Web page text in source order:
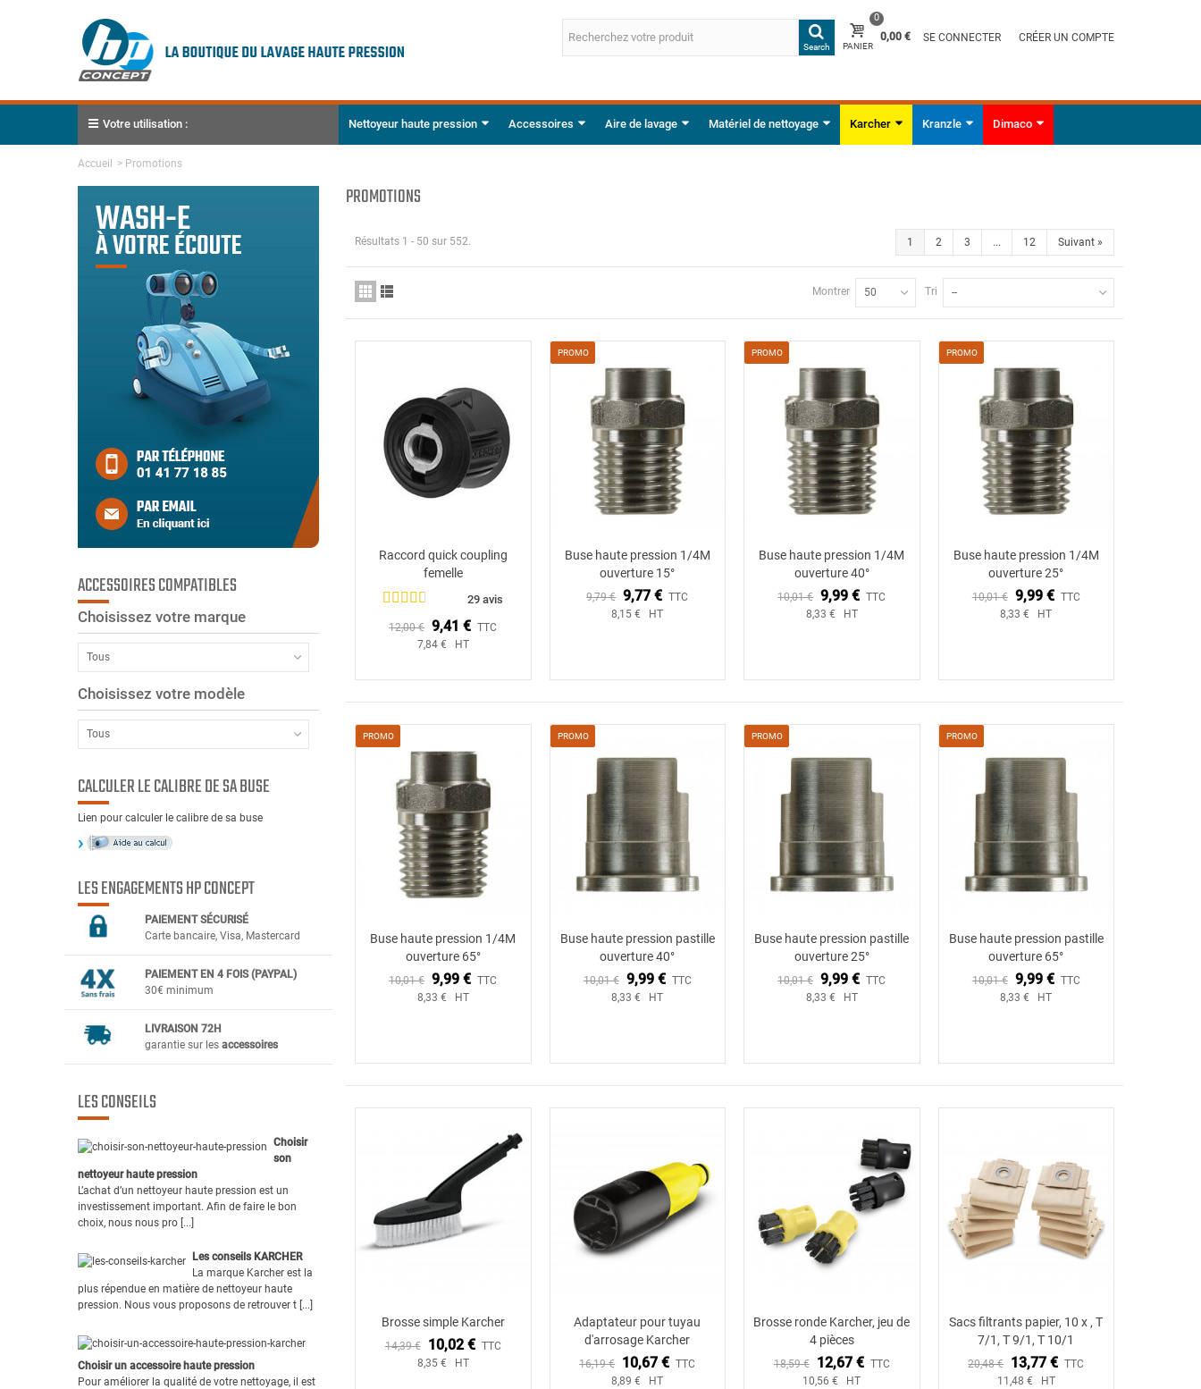
Search PANIER
0
0,00 € SE CONNECTER CRÉER UN COMPTE
Votre utilisation : Nettoyeur haute pression Accessoires Aire de lavage Matériel de nettoyage Karcher Kranzle Dimaco
Accueil > Promotions
ACCESSOIRES COMPATIBLES
Choisissez votre marque
Tous
Choisissez votre modèle
Tous
CALCULER LE CALIBRE DE SA BUSE
Lien pour calculer le calibre de sa buse
LES ENGAGEMENTS HP CONCEPT
PAIEMENT SÉCURISÉ
Carte bancaire, Visa, Mastercard
PAIEMENT EN 4 FOIS (PAYPAL)
30€ minimum
LIVRAISON 72H
garantie sur les accessoires
LES CONSEILS
Choisir
son
nettoyeur haute pression
L’achat d’un nettoyeur haute pression est un
investissement important. Afin de faire le bon
choix, nous nous pro [...]
Les conseils KARCHER
La marque Karcher est la
plus répendue en matière de nettoyeur haute
pression. Nous vous proposons de retrouver t [...]
Choisir un accessoire haute pression
Pour améliorer la qualité de votre nettoyage, il est
PROMOTIONS
1 2 3 ... 12 Suivant »
Résultats 1 - 50 sur 552.
Tri --
Montrer 50
Ajouter au panier
Raccord quick coupling
femelle
29 avis
12,00 € 9,41 € TTC
7,84 € HT
PROMO
Buse haute pression 1/4M
ouverture 15°
9,79 € 9,77 € TTC
8,15 € HT
PROMO
Buse haute pression 1/4M
ouverture 40°
10,01 € 9,99 € TTC
8,33 € HT
PROMO
Buse haute pression 1/4M
ouverture 25°
10,01 € 9,99 € TTC
8,33 € HT
PROMO
Buse haute pression 1/4M
ouverture 65°
10,01 € 9,99 € TTC
8,33 € HT
PROMO
Buse haute pression pastille
ouverture 40°
10,01 € 9,99 € TTC
8,33 € HT
PROMO
Buse haute pression pastille
ouverture 25°
10,01 € 9,99 € TTC
8,33 € HT
PROMO
Buse haute pression pastille
ouverture 65°
10,01 € 9,99 € TTC
8,33 € HT
Ajouter au panier
Brosse simple Karcher
14,39 € 10,02 € TTC
8,35 € HT
Ajouter au panier
Adaptateur pour tuyau
d'arrosage Karcher
16,19 € 10,67 € TTC
8,89 € HT
Ajouter au panier
Brosse ronde Karcher, jeu de
4 pièces
18,59 € 12,67 € TTC
10,56 € HT
Sacs filtrants papier, 10 x , T
7/1, T 9/1, T 10/1
20,48 € 13,77 € TTC
11,48 € HT